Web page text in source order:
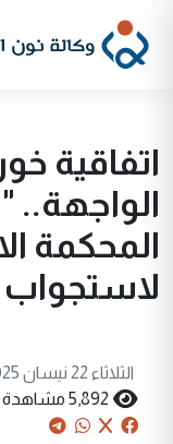
اتفاقية
المحكمة
الثلاثاء 22 نيسان 2025
5,892 مشاهدة